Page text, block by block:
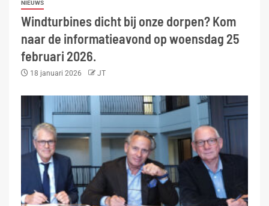
NIEUWS
Windturbines dicht bij onze dorpen? Kom
naar de informatieavond op woensdag 25
februari 2026.
18 januari 2026 JT